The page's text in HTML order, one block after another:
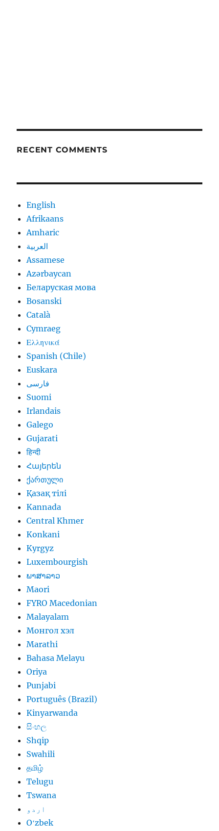
RECENT COMMENTS
English
Afrikaans
Amharic
العربية
Assamese
Azərbaycan
Беларуская мова
Bosanski
Català
Cymraeg
Ελληνικά
Spanish (Chile)
Euskara
فارسی
Suomi
Irlandais
Galego
Gujarati
हिन्दी
Հայերեն
ქართული
Қазақ тілі
Kannada
Central Khmer
Konkani
Kyrgyz
Luxembourgish
ພາສາລາວ
Maori
FYRO Macedonian
Malayalam
Монгол хэл
Marathi
Bahasa Melayu
Oriya
Punjabi
Português (Brazil)
Kinyarwanda
සිංහල
Shqip
Swahili
தமிழ்
Telugu
Tswana
اردو
Oʻzbek